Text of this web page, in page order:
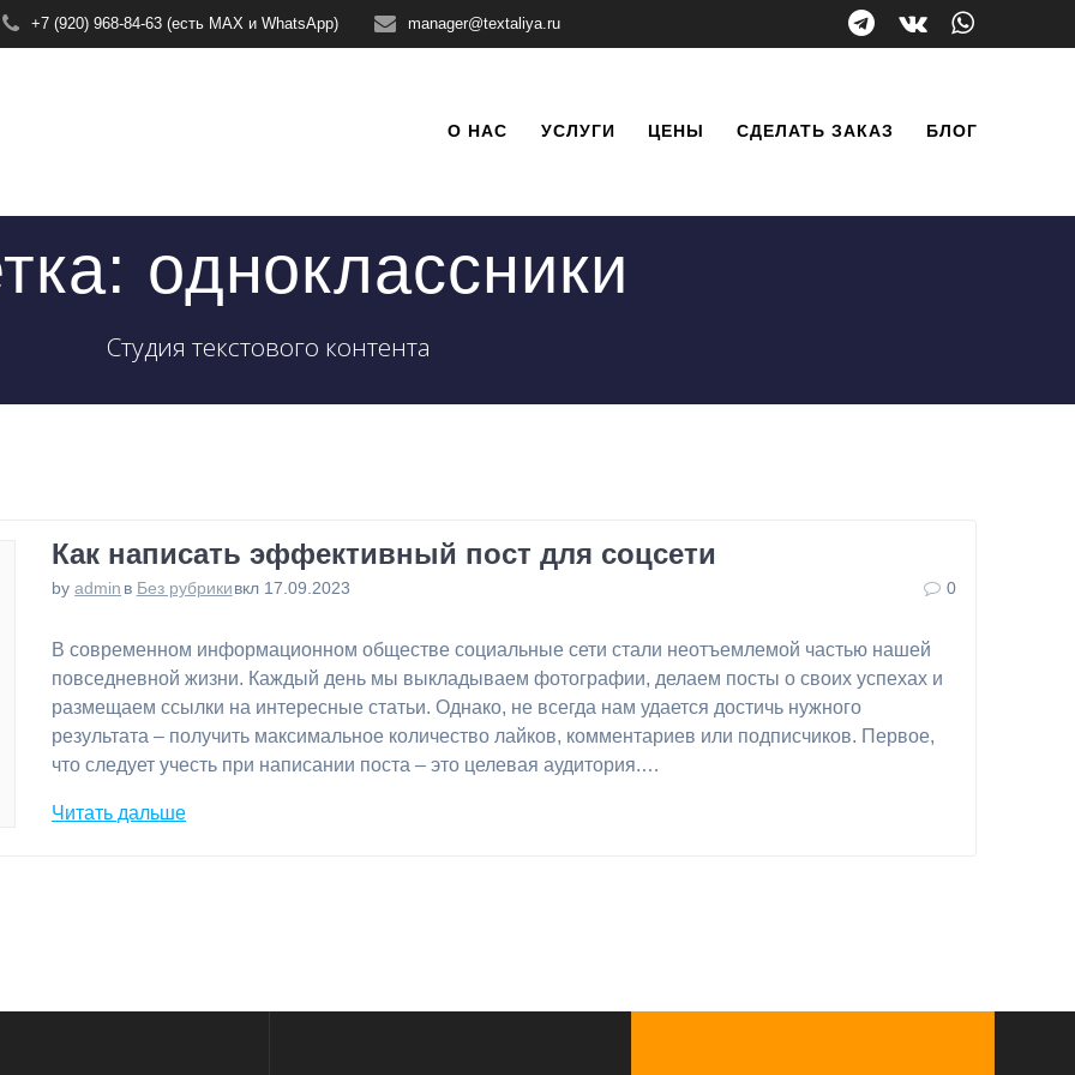
+7 (920) 968-84-63 (есть MAX и WhatsApp) manager@textaliya.ru
О НАС УСЛУГИ ЦЕНЫ СДЕЛАТЬ ЗАКАЗ БЛОГ
одноклассники
Студия текстового контента
Как написать эффективный пост для соцсети
byadmin в Без рубрикивкл 17.09.2023 0
В современном информационном обществе социальные сети стали неотъемлемой частью нашей
повседневной жизни. Каждый день мы выкладываем фотографии, делаем посты о своих успехах и
размещаем ссылки на интересные статьи. Однако, не всегда нам удается достичь нужного
результата – получить максимальное количество лайков, комментариев или подписчиков. Первое,
что следует учесть при написании поста – это целевая аудитория.…
Читать дальше